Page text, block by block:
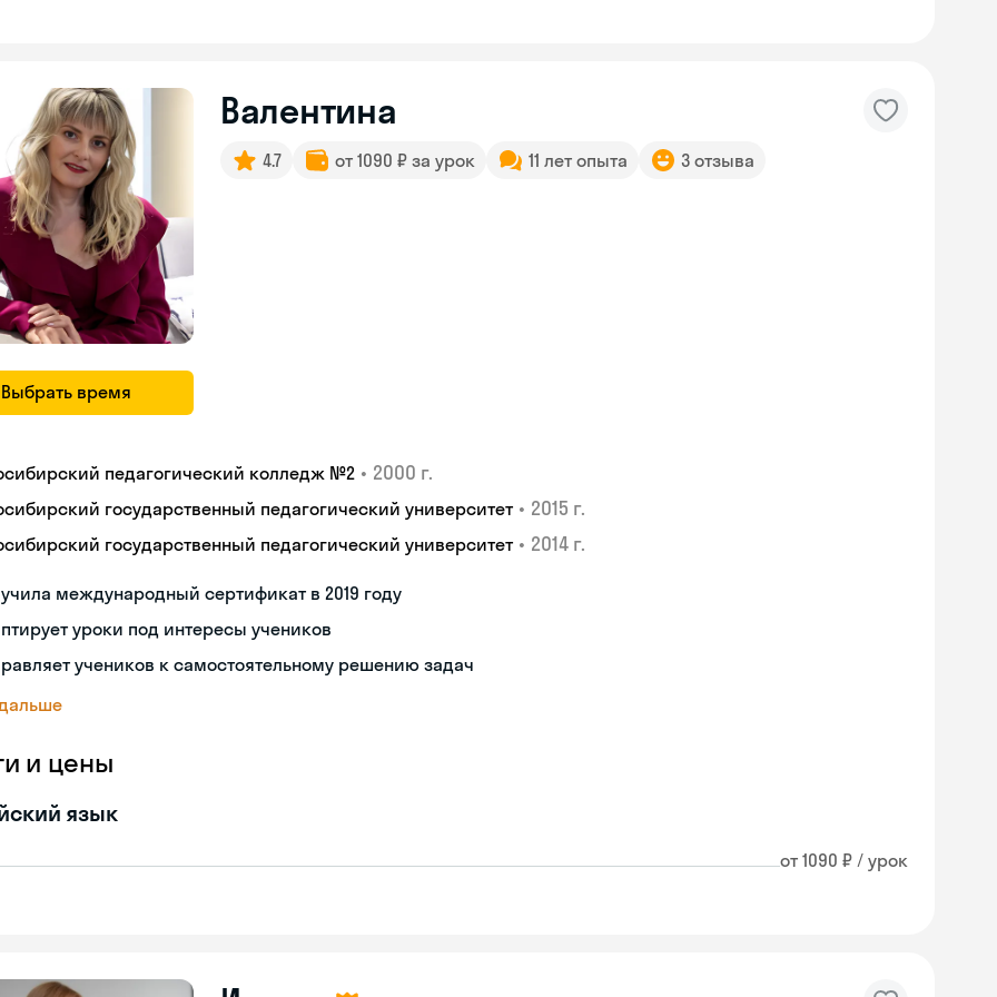
Выбрать время
Валентина
4.7 от 1090 ₽ за урок 11 лет опыта 3 отзыва
педагогический колледж №2 • 2000 г.
государственный педагогический университет • 2015 г.
государственный педагогический университет • 2014 г.
международный сертификат в 2019 году
уроки под интересы учеников
учеников к самостоятельному решению задач
и цены
язык
от 1090 ₽ / урок